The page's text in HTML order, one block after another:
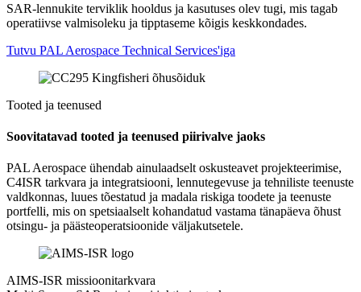
SAR-lennukite terviklik hooldus ja kasutuses olev tugi, mis tagab
operatiivse valmisoleku ja tipptaseme kõigis keskkondades.
Tutvu PAL Aerospace Technical Services'iga
Tooted ja teenused
Soovitatavad tooted ja teenused piirivalve jaoks
PAL Aerospace ühendab ainulaadselt oskusteavet projekteerimise,
C4ISR tarkvara ja integratsiooni, lennutegevuse ja tehniliste teenuste
valdkonnas, luues tõestatud ja madala riskiga toodete ja teenuste
portfelli, mis on spetsiaalselt kohandatud vastama tänapäeva õhust
otsingu- ja päästeoperatsioonide väljakutsetele.
AIMS-ISR missioonitarkvara